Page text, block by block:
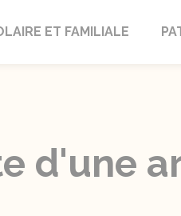
ET FAMILIALE
d'une